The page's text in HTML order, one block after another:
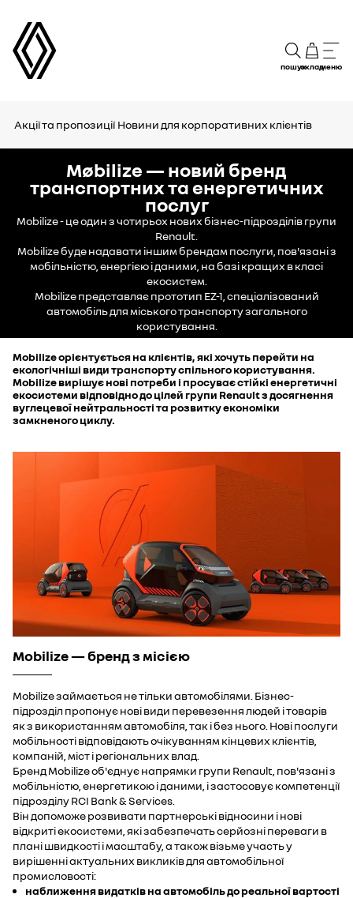
пошукскладменю
Акції та пропозиції Новини для корпоративних клієнтів
Møbilize — новий бренд
транспортних та енергетичних
послуг
Mobilize - це один з чотирьох нових бізнес-підрозділів групи
Renault.
Mobilize буде надавати іншим брендам послуги, пов'язані з
мобільністю, енергією і даними, на базі кращих в класі
екосистем.
Mobilize представляє прототип EZ-1, спеціалізований
автомобіль для міського транспорту загального
користування.
Mobilize орієнтується на клієнтів, які хочуть перейти на
екологічніші види транспорту спільного користування.
Mobilize вирішує нові потреби і просуває стійкі енергетичні
екосистеми відповідно до цілей групи Renault з досягнення
вуглецевої нейтральності та розвитку економіки
замкненого циклу.
Mobilize — бренд з місією
Mobilize займається не тільки автомобілями. Бізнес-
підрозділ пропонує нові види перевезення людей і товарів
як з використанням автомобіля, так і без нього. Нові послуги
мобільності відповідають очікуванням кінцевих клієнтів,
компаній, міст і регіональних влад.
Бренд Mobilize об'єднує напрямки групи Renault, пов'язані з
мобільністю, енергетикою і даними, і застосовує компетенції
підрозділу RCI Bank & Services.
Він допоможе розвивати партнерські відносини і нові
відкриті екосистеми, які забезпечать серйозні переваги в
плані швидкості і масштабу, а також візьме участь у
вирішенні актуальних викликів для автомобільної
промисловості:
наближення видатків на автомобіль до реальної вартості